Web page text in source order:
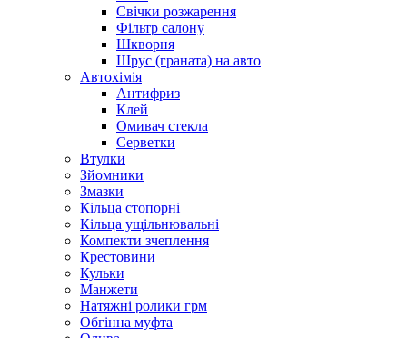
Свічки розжарення
Фільтр салону
Шкворня
Шрус (граната) на авто
Автохімія
Антифриз
Клей
Омивач стекла
Серветки
Втулки
Зйомники
Змазки
Кільца стопорні
Кільца ущільнювальні
Компекти зчеплення
Крестовини
Кульки
Манжети
Натяжні ролики грм
Обгінна муфта